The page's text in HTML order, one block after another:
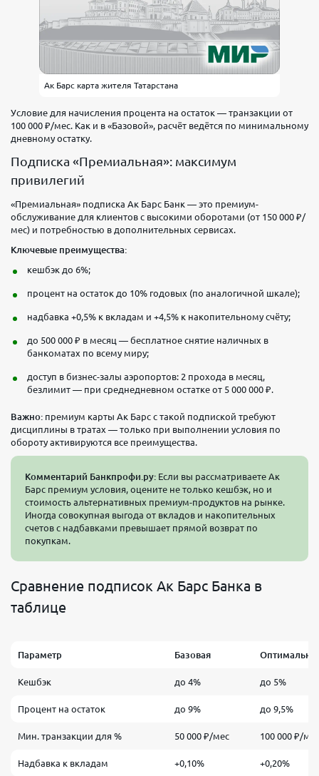
Ак Барс карта жителя Татарстана
Условие для начисления процента на остаток — транзакции от
100 000 ₽/мес. Как и в «Базовой», расчёт ведётся по минимальному
дневному остатку.
Подписка «Премиальная»: максимум
привилегий
«Премиальная» подписка Ак Барс Банк — это премиум-
обслуживание для клиентов с высокими оборотами (от 150 000 ₽/
мес) и потребностью в дополнительных сервисах.
Ключевые преимущества:
кешбэк до 6%;
процент на остаток до 10% годовых (по аналогичной шкале);
надбавка +0,5% к вкладам и +4,5% к накопительному счёту;
до 500 000 ₽ в месяц — бесплатное снятие наличных в
банкоматах по всему миру;
доступ в бизнес-залы аэропортов: 2 прохода в месяц,
безлимит — при среднедневном остатке от 5 000 000 ₽.
Важно: премиум карты Ак Барс с такой подпиской требуют
дисциплины в тратах — только при выполнении условия по
обороту активируются все преимущества.
Комментарий Банкпрофи.ру: Если вы рассматриваете Ак
Барс премиум условия, оцените не только кешбэк, но и
стоимость альтернативных премиум-продуктов на рынке.
Иногда совокупная выгода от вкладов и накопительных
счетов с надбавками превышает прямой возврат по
покупкам.
Сравнение подписок Ак Барс Банка в
таблице
Параметр Базовая
Кешбэк до 4% до 5%
Процент на остаток до 9% до 9,5%
Мин. транзакции для % 50 000 ₽/мес 100 000 ₽/мес
Надбавка к вкладам +0,10% +0,20%